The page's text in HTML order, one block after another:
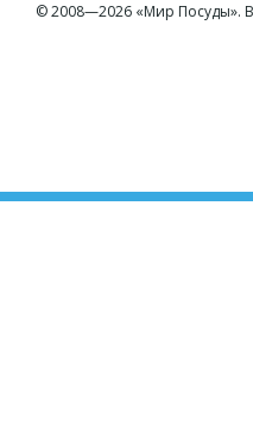
© 2008—2026 «Мир Посуды».